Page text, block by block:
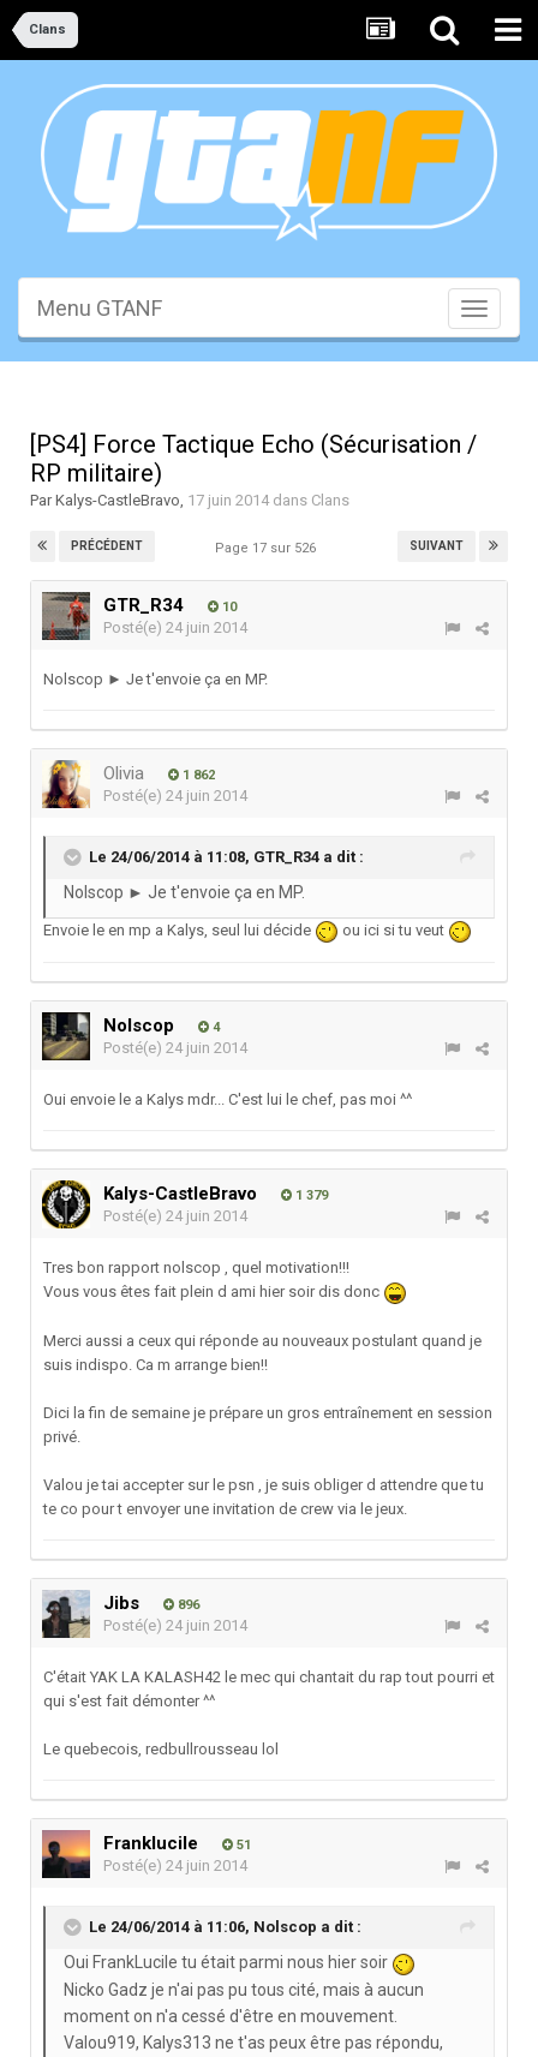
Clans
Toggle
Menu GTANF
[PS4] Force Tactique Echo (Sécurisation /
RP militaire)
ParKalys-CastleBravo, 17 juin 2014dans Clans
PRÉCÉDENT SUIVANT
Page 17 sur 526
GTR_R34 10
Posté(e) 24 juin 2014
Nolscop ► Je t'envoie ça en MP.
Olivia 1 862
Posté(e) 24 juin 2014
Le 24/06/2014 à 11:08, GTR_R34 a dit :
Nolscop ► Je t'envoie ça en MP.
Envoie le en mp a Kalys, seul lui décide ou ici si tu veut
Nolscop 4
Posté(e) 24 juin 2014
Oui envoie le a Kalys mdr... C'est lui le chef, pas moi ^^
Kalys-CastleBravo 1 379
Posté(e) 24 juin 2014
Tres bon rapport nolscop , quel motivation!!!
Vous vous êtes fait plein d ami hier soir dis donc
Merci aussi a ceux qui réponde au nouveaux postulant quand je
suis indispo. Ca m arrange bien!!
Dici la fin de semaine je prépare un gros entraînement en session
privé.
Valou je tai accepter sur le psn , je suis obliger d attendre que tu
te co pour t envoyer une invitation de crew via le jeux.
Jibs 896
Posté(e) 24 juin 2014
C'était YAK LA KALASH42 le mec qui chantait du rap tout pourri et
qui s'est fait démonter ^^
Le quebecois, redbullrousseau lol
Franklucile 51
Posté(e) 24 juin 2014
Le 24/06/2014 à 11:06, Nolscop a dit :
Oui FrankLucile tu était parmi nous hier soir
Nicko Gadz je n'ai pas pu tous cité, mais à aucun
moment on n'a cessé d'être en mouvement.
Valou919, Kalys313 ne t'as peux être pas répondu,